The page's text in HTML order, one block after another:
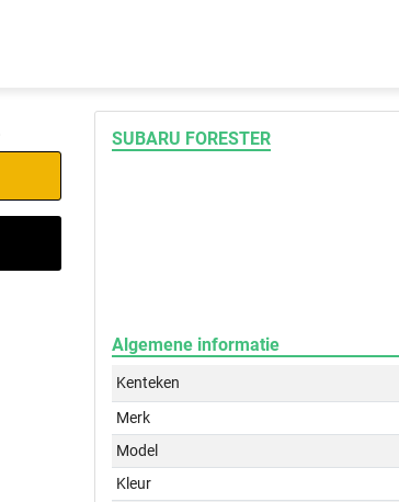
SUBARU FORESTER
Algemene informatie
Kenteken
Merk
Model
Kleur